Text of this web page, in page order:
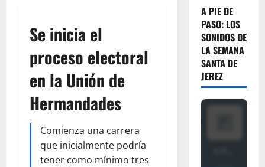
Se inicia el
proceso electoral
en la Unión de
Hermandades
Comienza una carrera
que inicialmente podría
tener como mínimo tres
A PIE DE
PASO: LOS
SONIDOS DE
LA SEMANA
SANTA DE
JEREZ